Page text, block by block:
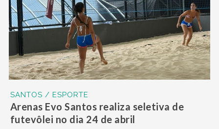
SANTOS / ESPORTE
Arenas Evo Santos realiza seletiva de
futevôlei no dia 24 de abril